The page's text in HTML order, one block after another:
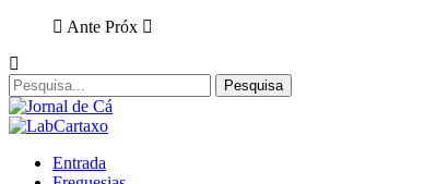
Ante Próx
Entrada